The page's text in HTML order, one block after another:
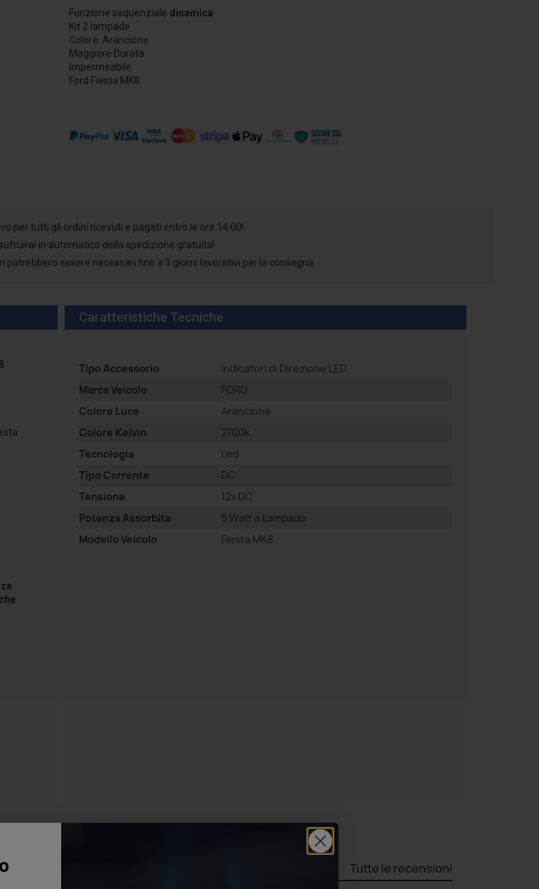
Funzione sequenziale dinamica
Kit 2 lampade
Colore: Arancione
Maggiore Durata
Impermeabile
Ford Fiesta MK8
per tutti gli ordini ricevuti e pagati entro le ore 14:00!
in automatico della spedizione gratuita!
essere necessari fino a 3 giorni lavorativi per la consegna.
Caratteristiche Tecniche
Tipo Accessorio
Indicatori di Direzione LED
Marca Veicolo
FORD
Colore Luce
Arancione
Colore Kelvin
2700k
Tecnologia
Led
Tipo Corrente
DC
Tensione
12v DC
Potenza Assorbita
5 Watt a Lampada
Modello Veicolo
Fiesta MK8
Tutte le recensioni